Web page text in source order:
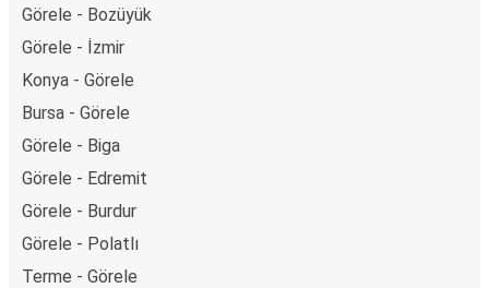
Görele - Bozüyük
Görele - İzmir
Konya - Görele
Bursa - Görele
Görele - Biga
Görele - Edremit
Görele - Burdur
Görele - Polatlı
Terme - Görele